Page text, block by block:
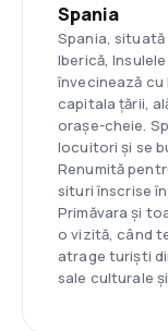
Spania
Spania, situată
Iberică,
învecinează cu
capitala țării,
orașe-cheie.
locuitori și se
Renumită
situri înscrise
Primăvara și
o vizită, când
atrage turiști
sale culturale